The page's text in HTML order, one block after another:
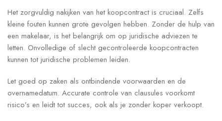
Het zorgvuldig nakijken van het koopcontract is cruciaal. Zelfs
kleine fouten kunnen grote gevolgen hebben. Zonder de hulp van
een makelaar, is het belangrijk om op juridische adviezen te
letten. Onvolledige of slecht gecontroleerde koopcontracten
kunnen tot juridische problemen leiden.
Let goed op zaken als ontbindende voorwaarden en de
overnamedatum. Accurate controle van clausules voorkomt
risico’s en leidt tot succes, ook als je zonder koper verkoopt.